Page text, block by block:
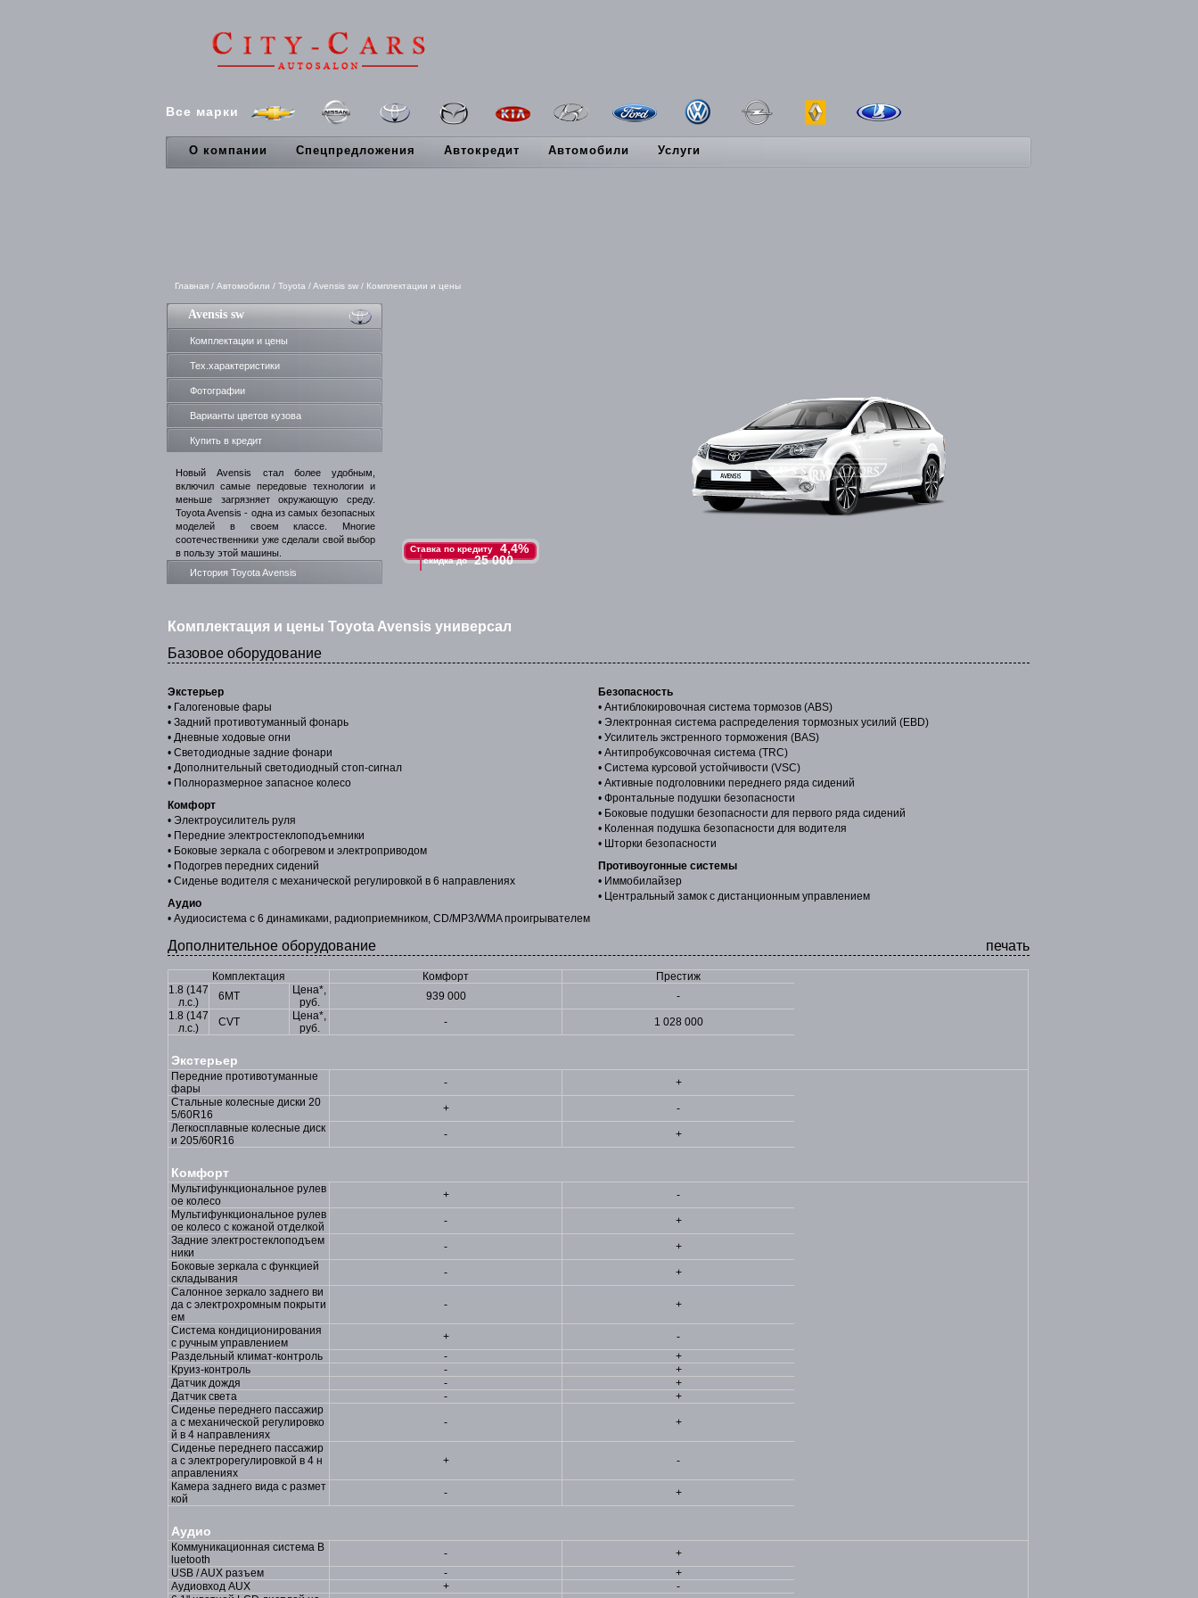
Все марки
О компании Спецпредложения Автокредит Автомобили Услуги
Главная / Автомобили / Toyota /Avensis sw / Комплектации и цены
Avensis sw
Комплектации и цены
Тех.характеристики
Фотографии
Варианты цветов кузова
Купить в кредит
Новый Avensis стал более удобным,
включил самые передовые технологии и
меньше загрязняет окружающую среду.
Toyota Avensis - одна из самых безопасных
моделей в своем классе. Многие
соотечественники уже сделали свой выбор
в пользу этой машины.
История Toyota Avensis
Ставка по кредиту 4,4%
скидка до 25 000
Комплектация и цены Toyota Avensis универсал
Базовое оборудование
Экстерьер
• Галогеновые фары
• Задний противотуманный фонарь
• Дневные ходовые огни
• Светодиодные задние фонари
• Дополнительный светодиодный стоп-сигнал
• Полноразмерное запасное колесо
Комфорт
• Электроусилитель руля
• Передние электростеклоподъемники
• Боковые зеркала с обогревом и электроприводом
• Подогрев передних сидений
• Сиденье водителя с механической регулировкой в 6 направлениях
Аудио
• Аудиосистема с 6 динамиками, радиоприемником, CD/MP3/WMA проигрывателем
Безопасность
• Антиблокировочная система тормозов (ABS)
• Электронная система распределения тормозных усилий (EBD)
• Усилитель экстренного торможения (BAS)
• Антипробуксовочная система (TRC)
• Система курсовой устойчивости (VSC)
• Активные подголовники переднего ряда сидений
• Фронтальные подушки безопасности
• Боковые подушки безопасности для первого ряда сидений
• Коленная подушка безопасности для водителя
• Шторки безопасности
Противоугонные системы
• Иммобилайзер
• Центральный замок с дистанционным управлением
Дополнительное оборудование печать
Комплектация Комфорт
Престиж
1.8 (147
л.с.)
6МТ
Цена*,
руб.
939 000
-
1.8 (147
л.с.)
CVT
Цена*,
руб.
- 1 028 000
Экстерьер
Передние противотуманные
фары
-
+
Стальные колесные диски 20
5/60R16
+
-
Легкосплавные колесные диск
и 205/60R16
- +
Комфорт
Мультифункциональное рулев
ое колесо
+
-
Мультифункциональное рулев
ое колесо с кожаной отделкой
-
+
Задние электростеклоподъем
ники
-
+
Боковые зеркала с функцией
складывания
-
+
Салонное зеркало заднего ви
да с электрохромным покрыти
ем
- +
Система кондиционирования
с ручным управлением
+
-
Раздельный климат-контроль
-
+
Круиз-контроль
-
+
Датчик дождя
-
+
Датчик света
-
+
Сиденье переднего пассажир
а с механической регулировко
й в 4 направлениях
- +
Сиденье переднего пассажир
а с электрорегулировкой в 4 н
аправлениях
+ -
Камера заднего вида с размет
кой
- +
Аудио
Коммуникационная система B
luetooth
-
+
USB / AUX разъем
-
+
Aудиовход AUX
+
-